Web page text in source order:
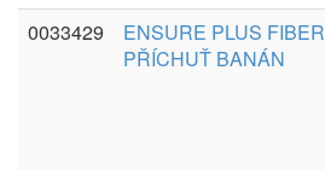
0033429
ENSURE PLUS FIBER
PŘÍCHUŤ BANÁN